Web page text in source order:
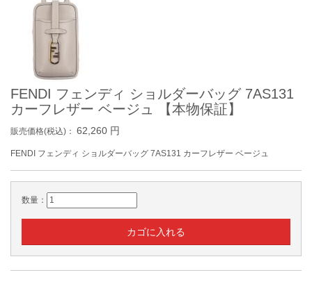
FENDI フェンディ ショルダーバッグ 7AS131
カーフレザー ベージュ 【本物保証】
販売価格(税込)： 62,260 円
FENDI フェンディ ショルダーバッグ 7AS131 カーフレザー ベージュ
数量：